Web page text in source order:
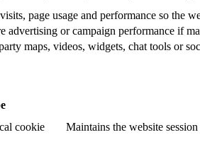
page usage and performance so the
advertising or campaign performance if
maps, videos, widgets, chat tools or
cookie Maintains the website